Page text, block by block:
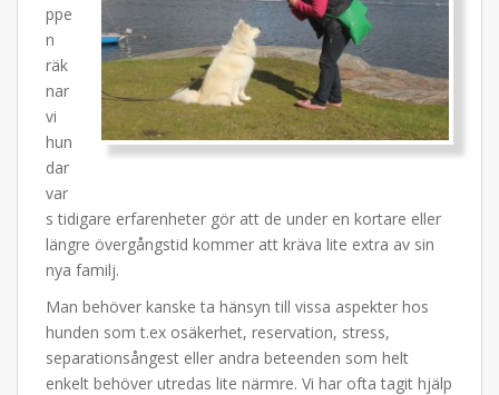
ppe
n
räk
nar
vi
hun
dar
var
s tidigare erfarenheter gör att de under en kortare eller
längre övergångstid kommer att kräva lite extra av sin
nya familj.
Man behöver kanske ta hänsyn till vissa aspekter hos
hunden som t.ex osäkerhet, reservation, stress,
separationsångest eller andra beteenden som helt
enkelt behöver utredas lite närmre. Vi har ofta tagit hjälp